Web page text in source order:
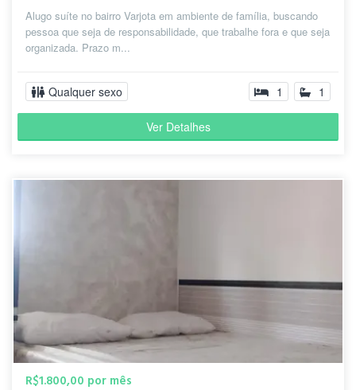
Alugo suíte no bairro Varjota em ambiente de família, buscando
pessoa que seja de responsabilidade, que trabalhe fora e que seja
organizada. Prazo m...
Qualquer sexo 1 1
Ver Detalhes
R$1.800,00 por mês